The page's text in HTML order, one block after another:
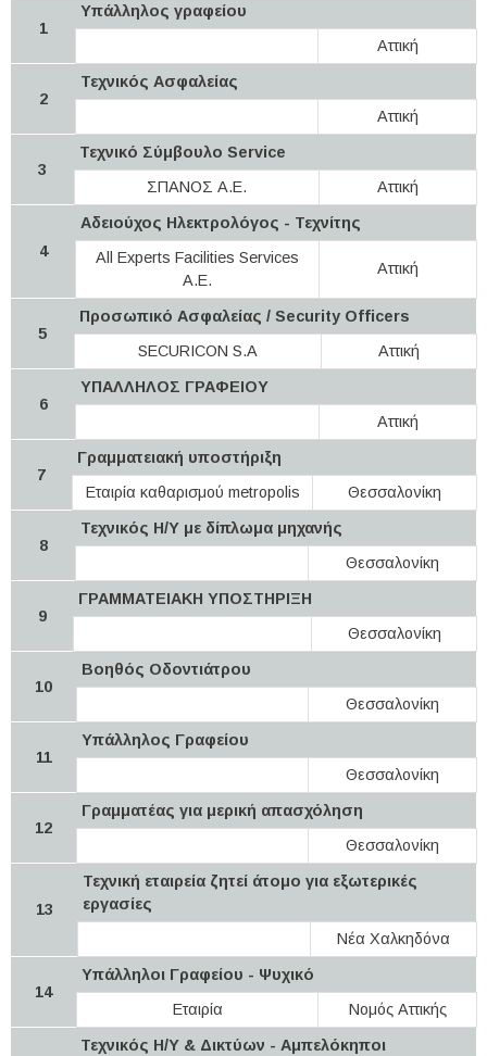
1
Υπάλληλος γραφείου
Αττική
2
Τεχνικός Ασφαλείας
Αττική
3
Τεχνικό Σύμβουλο Service
ΣΠΑΝΟΣ Α.Ε.
Αττική
4
Αδειούχος Ηλεκτρολόγος - Τεχνίτης
All Experts Facilities Services
Α.Ε.
Αττική
5
Προσωπικό Ασφαλείας / Security Οfficers
SECURICON S.A
Αττική
6
ΥΠΑΛΛΗΛΟΣ ΓΡΑΦΕΙΟΥ
Αττική
7
Γραμματειακή υποστήριξη
Εταιρία καθαρισμού metropolis
Θεσσαλονίκη
8
Τεχνικός Η/Υ με δίπλωμα μηχανής
Θεσσαλονίκη
9
ΓΡΑΜΜΑΤΕΙΑΚΗ ΥΠΟΣΤΗΡΙΞΗ
Θεσσαλονίκη
10
Βοηθός Οδοντιάτρου
Θεσσαλονίκη
11
Υπάλληλος Γραφείου
Θεσσαλονίκη
12
Γραμματέας για μερική απασχόληση
Θεσσαλονίκη
13
Τεχνική εταιρεία ζητεί άτομο για εξωτερικές
εργασίες
Νέα Χαλκηδόνα
14
Υπάλληλοι Γραφείου - Ψυχικό
Eταιρία
Νομός Αττικής
Τεχνικός Η/Υ & Δικτύων - Αμπελόκηποι